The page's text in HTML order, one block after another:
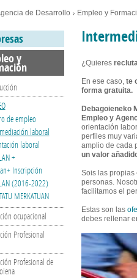
here de Desarrollo Empleo y
¿Quieres
En ese caso, te
forma gratuita.
Debagoieneko
Empleo y
orientación
perfiles muy
amplio de cada
un valor
Sois las propias
personas.
facilitamos el
Estas son las
debes rellenar
y
de empleo
laboral
laboral
+
Inscripción
(2016-2022)
MERKATUAN
ocupacional
Profesional
Profesional de